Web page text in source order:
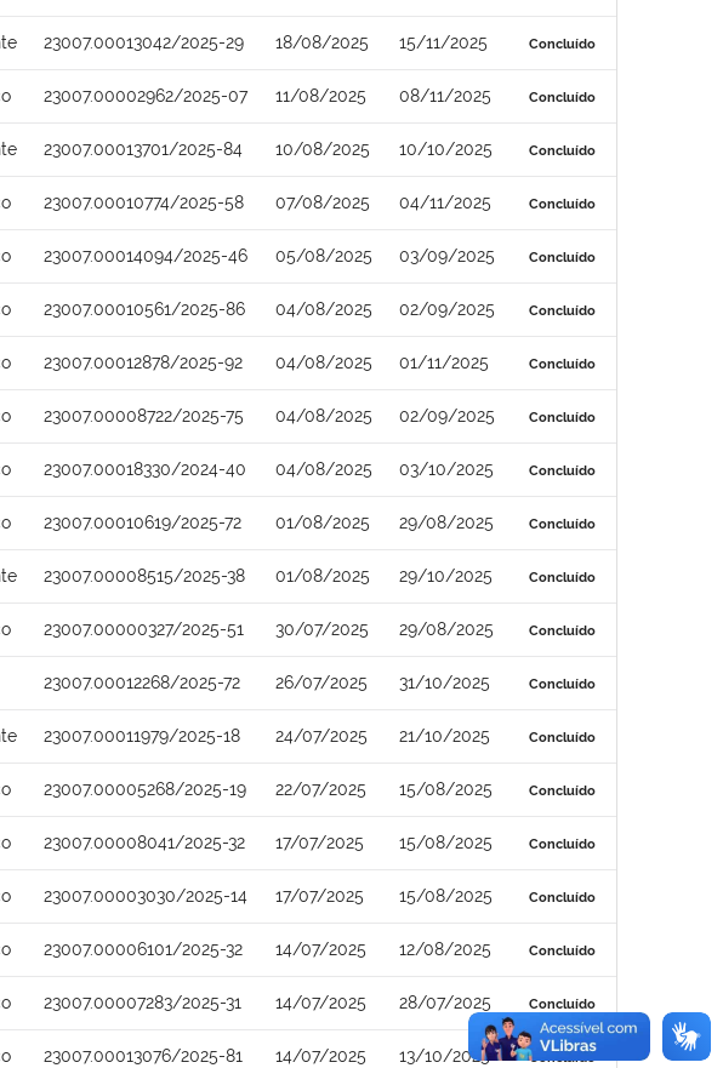
23007.00013042/2025-29 18/08/2025 15/11/2025 Concluído
23007.00002962/2025-07 11/08/2025 08/11/2025 Concluído
23007.00013701/2025-84 10/08/2025 10/10/2025 Concluído
23007.00010774/2025-58 07/08/2025 04/11/2025 Concluído
23007.00014094/2025-46 05/08/2025 03/09/2025 Concluído
23007.00010561/2025-86 04/08/2025 02/09/2025 Concluído
23007.00012878/2025-92 04/08/2025 01/11/2025 Concluído
23007.00008722/2025-75 04/08/2025 02/09/2025 Concluído
23007.00018330/2024-40 04/08/2025 03/10/2025 Concluído
23007.00010619/2025-72 01/08/2025 29/08/2025 Concluído
23007.00008515/2025-38 01/08/2025 29/10/2025 Concluído
23007.00000327/2025-51 30/07/2025 29/08/2025 Concluído
23007.00012268/2025-72 26/07/2025 31/10/2025 Concluído
23007.00011979/2025-18 24/07/2025 21/10/2025 Concluído
23007.00005268/2025-19 22/07/2025 15/08/2025 Concluído
23007.00008041/2025-32 17/07/2025 15/08/2025 Concluído
23007.00003030/2025-14 17/07/2025 15/08/2025 Concluído
23007.00006101/2025-32 14/07/2025 12/08/2025 Concluído
23007.00007283/2025-31 14/07/2025 28/07/2025 Concluído
23007.00013076/2025-81 14/07/2025 13/10/2025 Concluído